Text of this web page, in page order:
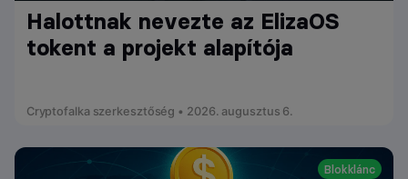
Halottnak nevezte az ElizaOS
tokent a projekt alapítója
Cryptofalka szerkesztőség • 2026. augusztus 6.
Blokklánc